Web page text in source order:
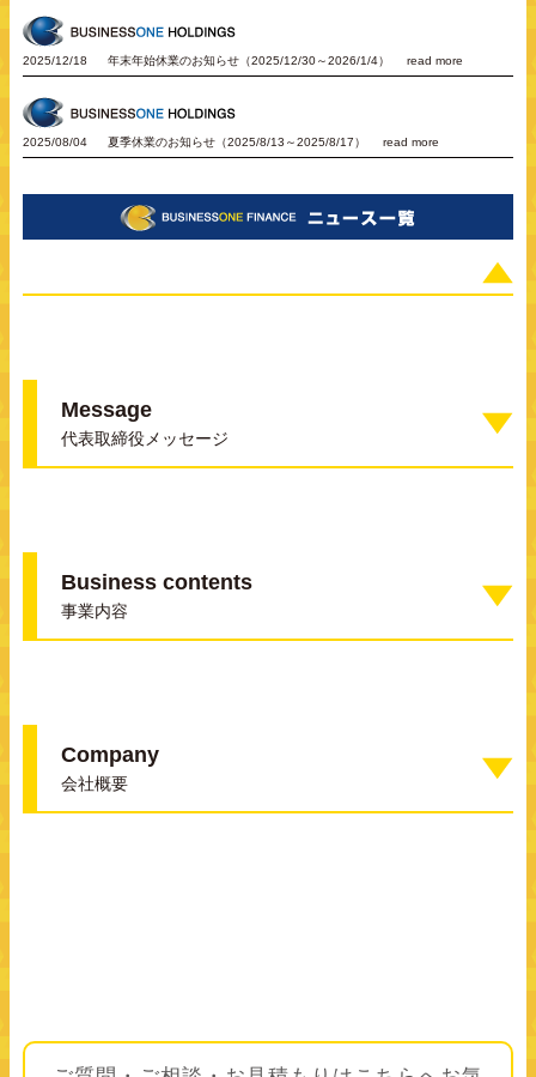
2025/12/18 年末年始休業のお知らせ（2025/12/30～2026/1/4） read more
2025/08/04 夏季休業のお知らせ（2025/8/13～2025/8/17） read more
Message
代表取締役メッセージ
Business contents
事業内容
Company
会社概要